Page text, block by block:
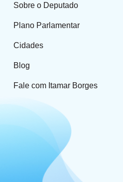
Sobre o Deputado
Plano Parlamentar
Cidades
Blog
Fale com Itamar Borges